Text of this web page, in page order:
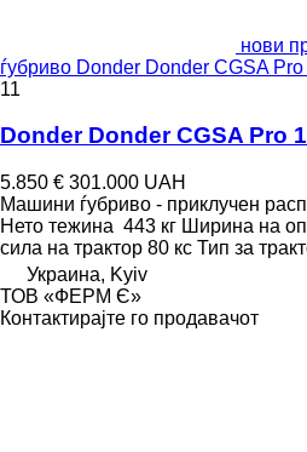
нови
ѓубриво Donder Donder CGSA
11
Donder Donder CGSA Pro
5.850 € 301.000 UAH
Машини ѓубриво - приклучен
Нето тежина 443 кг Ширина на
сила на трактор 80 кс Тип за
Украина, Kyiv
ТОВ «ФЕРМ Є»
Контактирајте го продавачот